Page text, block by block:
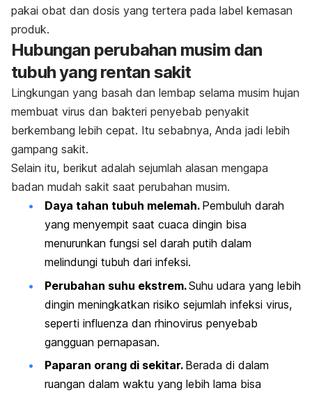
pakai obat dan dosis yang tertera pada label kemasan
produk.
Hubungan perubahan musim dan
tubuh yang rentan sakit
Lingkungan yang basah dan lembap selama musim hujan
membuat virus dan bakteri penyebab penyakit
berkembang lebih cepat. Itu sebabnya, Anda jadi lebih
gampang sakit.
Selain itu, berikut adalah sejumlah alasan mengapa
badan mudah sakit saat perubahan musim.
Daya tahan tubuh melemah. Pembuluh darah
yang menyempit saat cuaca dingin bisa
menurunkan fungsi sel darah putih dalam
melindungi tubuh dari infeksi.
Perubahan suhu ekstrem.Suhu udara yang lebih
dingin meningkatkan risiko sejumlah infeksi virus,
seperti influenza dan rhinovirus penyebab
gangguan pernapasan.
Paparan orang di sekitar. Berada di dalam
ruangan dalam waktu yang lebih lama bisa